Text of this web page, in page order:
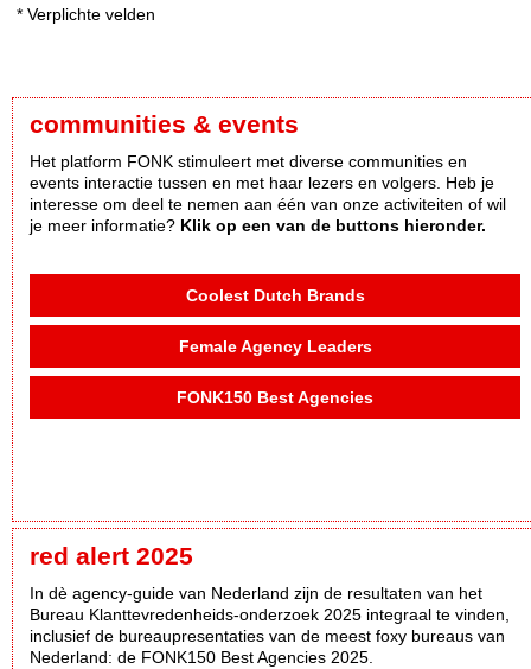
* Verplichte velden
communities & events
Het platform FONK stimuleert met diverse communities en
events interactie tussen en met haar lezers en volgers. Heb je
interesse om deel te nemen aan één van onze activiteiten of wil
je meer informatie? Klik op een van de buttons hieronder.
Coolest Dutch Brands
Female Agency Leaders
FONK150 Best Agencies
red alert 2025
In dè agency-guide van Nederland zijn de resultaten van het
Bureau Klanttevredenheids-onderzoek 2025 integraal te vinden,
inclusief de bureaupresentaties van de meest foxy bureaus van
Nederland: de FONK150 Best Agencies 2025.